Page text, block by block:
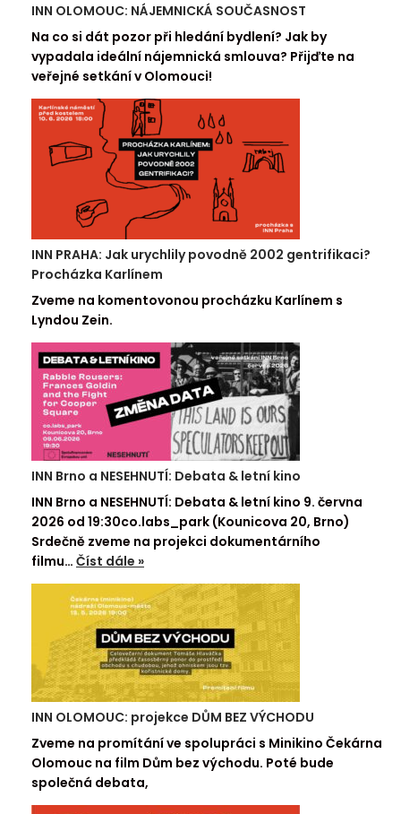
INN OLOMOUC: NÁJEMNICKÁ SOUČASNOST
Na co si dát pozor při hledání bydlení? Jak by
vypadala ideální nájemnická smlouva? Přijďte na
veřejné setkání v Olomouci!
INN PRAHA: Jak urychlily povodně 2002 gentrifikaci?
Procházka Karlínem
Zveme na komentovonou procházku Karlínem s
Lyndou Zein.
INN Brno a NESEHNUTÍ: Debata & letní kino
INN Brno a NESEHNUTÍ: Debata & letní kino 9. června
2026 od 19:30co.labs_park (Kounicova 20, Brno)
Srdečně zveme na projekci dokumentárního
filmu… Číst dále »
INN OLOMOUC: projekce DŮM BEZ VÝCHODU
Zveme na promítání ve spolupráci s Minikino Čekárna
Olomouc na film Dům bez východu. Poté bude
společná debata,